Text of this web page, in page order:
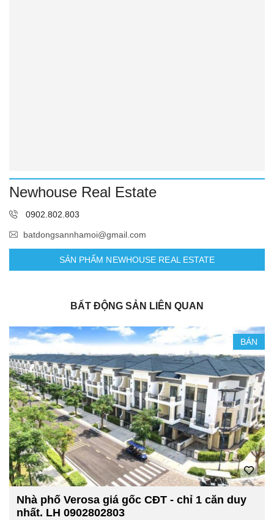
Newhouse Real Estate
0902.802.803
batdongsannhamoi@gmail.com
SẢN PHẨM NEWHOUSE REAL ESTATE
BẤT ĐỘNG SẢN LIÊN QUAN
BÁN
Nhà phố Verosa giá gốc CĐT - chỉ 1 căn duy
nhất. LH 0902802803